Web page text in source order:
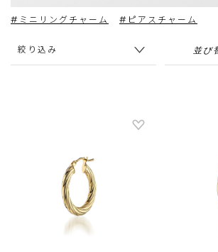
#ミニリングチャーム #ピアスチャーム
絞り込み